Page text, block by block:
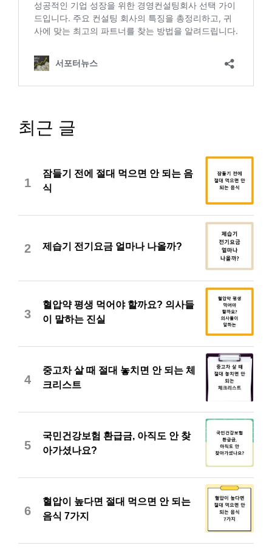
최근 글
1
잠들기 전에 절대 먹으면 안 되는 음
식
2 제습기 전기요금 얼마나 나올까?
3
혈압약 평생 먹어야 할까요? 의사들
이 말하는 진실
4
중고차 살 때 절대 놓치면 안 되는 체
크리스트
5
국민건강보험 환급금, 아직도 안 찾
아가셨나요?
6
혈압이 높다면 절대 먹으면 안 되는
음식 7가지